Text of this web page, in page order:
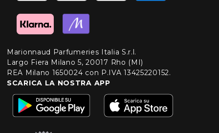
Marionnaud Parfumeries Italia S.r.l.
Largo Fiera Milano 5, 20017 Rho (MI)
REA Milano 1650024 con P.IVA 13425220152.
SCARICA LA NOSTRA APP